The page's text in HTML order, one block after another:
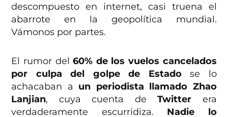
descompuesto en internet, casi truena el
abarrote en la geopolítica mundial.
Vámonos por partes.
El rumor del60% de los vuelos cancelados
por culpa del golpe de Estadose lo
achacaban a un periodista llamado Zhao
Lanjian, cuya cuenta deTwitter era
verdaderamente escurridiza. Nadie lo